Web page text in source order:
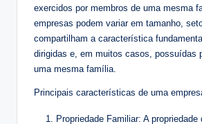
exercidos por membros de uma mesma
empresas podem variar em tamanho,
compartilham a característica
dirigidas e, em muitos casos, possuídas
uma mesma família.
Principais características de uma
Propriedade Familiar: A